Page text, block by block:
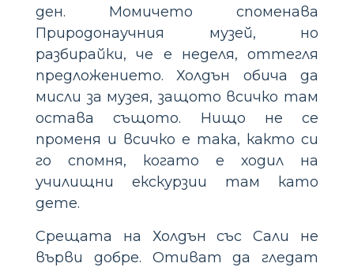
ден. Момичето споменава
Природонаучния музей, но
разбирайки, че е неделя, оттегля
предложението. Холдън обича да
мисли за музея, защото всичко там
остава същото. Нищо не се
променя и всичко е така, както си
го спомня, когато е ходил на
училищни екскурзии там като
дете.
Срещата на Холдън със Сали не
върви добре. Отиват да гледат